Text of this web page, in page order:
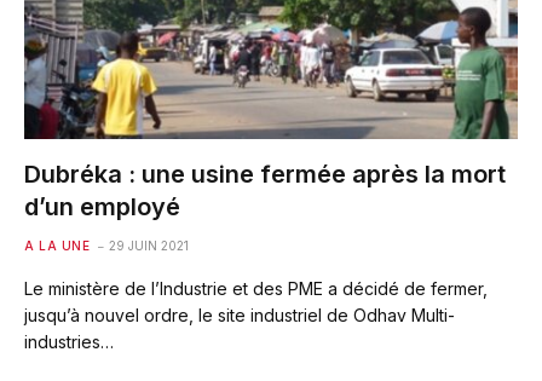
Dubréka : une usine fermée après la mort
d’un employé
A LA UNE 29 JUIN 2021
Le ministère de l’Industrie et des PME a décidé de fermer,
jusqu’à nouvel ordre, le site industriel de Odhav Multi-
industries…